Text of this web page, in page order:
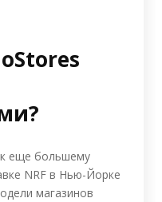
еще большему
NRF в Нью-Йорке
магазинов